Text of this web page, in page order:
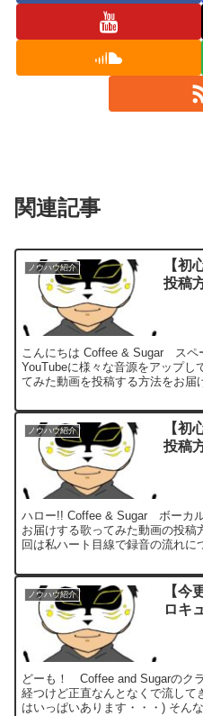
関連記事
ノウハウ紹介
【初
投稿
こんにちは Coffee & Sugar スペ
YouTubeに様々な音源をアップし
てみた動画を投稿する方法をお届
ノウハウ紹介
【初
投
ハロー!! Coffee & Sugar ボーカ
お届けする歌ってみた動画の投
回は私ハート目線で録音の流れ
ノウハウ紹介
【今
ロキ
どーも！ Coffee and Sugarのク
経つけど正直なんとなくで流して
はいっぱいあります・・・) そん